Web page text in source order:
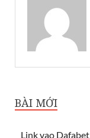
BÀI MỚI
Link vao Dafabet